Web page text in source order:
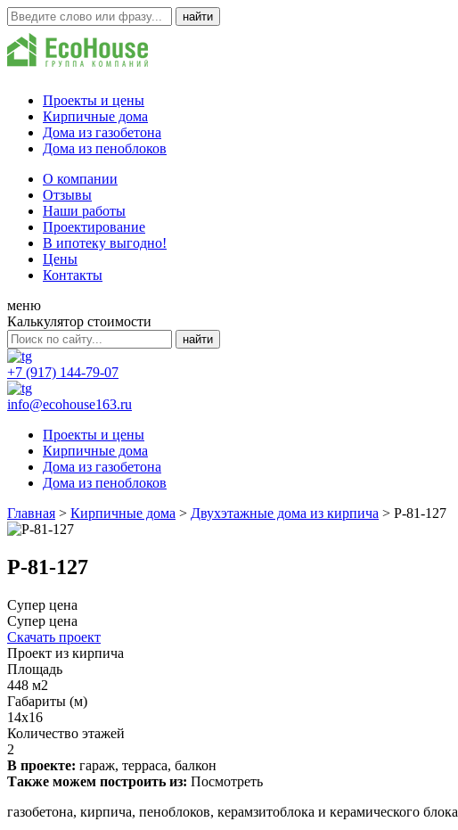
Проекты и цены
Кирпичные дома
Дома из газобетона
Дома из пеноблоков
О компании
Отзывы
Наши работы
Проектирование
В ипотеку выгодно!
Цены
Контакты
меню
Калькулятор стоимости
+7 (917) 144-79-07
info@ecohouse163.ru
Проекты и цены
Кирпичные дома
Дома из газобетона
Дома из пеноблоков
Главная > Кирпичные дома > Двухэтажные дома из кирпича > Р-81-127
Р-81-127
Супер цена
Супер цена
Скачать проект
Проект из кирпича
Площадь
448 м2
Габариты (м)
14x16
Количество этажей
2
В проекте: гараж, терраса, балкон
Также можем построить из: Посмотреть
газобетона, кирпича, пеноблоков, керамзитоблока и керамического блока